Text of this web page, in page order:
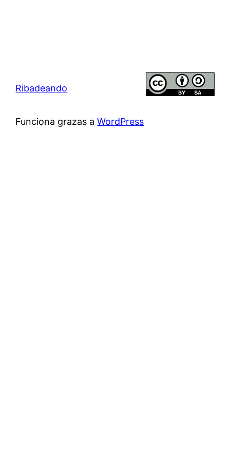
Ribadeando
Funciona grazas aWordPress